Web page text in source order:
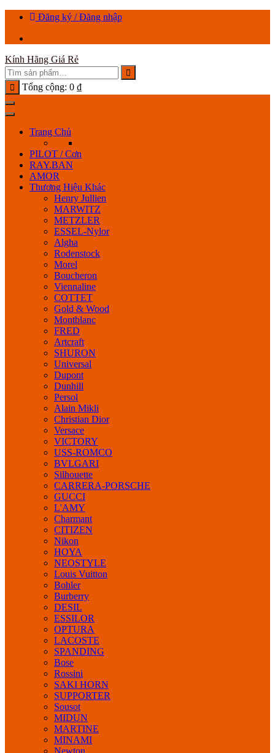
Chuyển
dung
Đăng ký / Đăng nhập
Kính Hãng Giá Rẻ
Tổng cộng: 0 ₫
Trang Chủ
PILOT / Cơn
RAY.BAN
AMOR
Thương Hiệu Khác
Henry Jullien
MARWITZ
METZLER
ESSEL-Nylor
Algha
Rodenstock
Morel
Boucheron
Viennaline
COTTET
Gold & Wood
Montblanc
FRED
Artcraft
SHURON
Universal
Dupont
Dunhill
Persol
Alain Mikli
Christian Dior
Versace
VICTORY
USS-ROMCO
BVLGARI
Silhouette
CARRERA-PORSCHE
GUCCI
L'AMY
Charmant
CITIZEN
Nikon
HOYA
NEOSTYLE
Louis Vuitton
Bohler
Burberry
DESIL
ESSILOR
OPTURA
LACOSTE
SPANDING
Bose
Rossini
SAKI HORN
SUPPORTER
Sousot
MIDUN
MARTINE
MINAMI
Newton